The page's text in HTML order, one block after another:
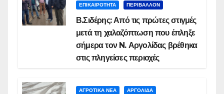
ΕΠΙΚΑΙΡΟΤΗΤΑ ΠΕΡΙΒΑΛΛΟΝ
Β.Σιδέρης: Από τις πρώτες στιγμές
μετά τη χαλαζόπτωση που έπληξε
σήμερα τον N. Αργολίδας βρέθηκα
στις πληγείσες περιοχές
ΑΓΡΟΤΙΚΑ ΝΕΑ ΑΡΓΟΛΙΔΑ